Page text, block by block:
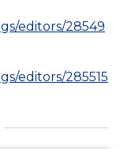
editors/28549
editors/285515